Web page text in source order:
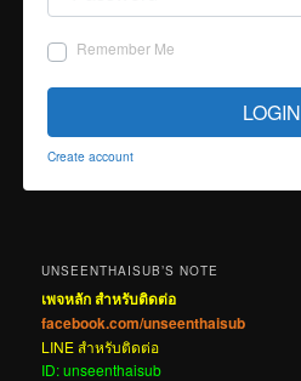
Remember Me
LOGIN
Create account
UNSEENTHAISUB’S NOTE
เพจหลัก สำหรับติดต่อ
facebook.com/unseenthaisub
LINE สำหรับติดต่อ
ID: unseenthaisub